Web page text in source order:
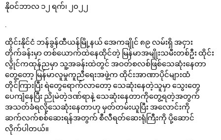
နိုဝင်ဘာလ ၁၂ ရက်၊ ၂၀၂၂
.
ထိုင်းနိုင်ငံ ဘန်ခွန်ထီယန်မြို့နယ် အေကချိုင် ၈၉ လမ်းရှိ အငှား
တိုက်ခန်းမှာ တစ်ယောက်ထဲနေထိုင်တဲ့ မြန်မာအမျိုးသမီးတစ်ဦး ထိုင်း
လွိုင်ကထုန်ညမှာ သူ့အခန်းထဲတွင် အဝတ်စလစ်ဖြစ်သေဆုံးနေတာ
တွေ့တော့ မြန်မာလူမှုကူညီရေးအဖွဲ့က ထိုင်းအာဏာပိုင်များထံ
တိုင်ကြားပြီး ရဲတွေရောက်လာတော့ သေဆုံးနေတဲ့သူမှာ သွေးတွေ
ပေကျံနေပြီး ညိုမဲတဲ့ဒဏ်ရာနဲ့ သေဆုံးနေတာကိုတွေ့ရတဲ့အတွက်
အသတ်ခံရလို့သေဆုံးနေတာဟု မှတ်တမ်းယူပြီး အလောင်းကို
ဆက်လက်စစ်ဆေးရန်အတွက် စီလီရတ်ဆေးရုံကြီးကို ပို့ဆောင်
လိုက်ပါတယ်။